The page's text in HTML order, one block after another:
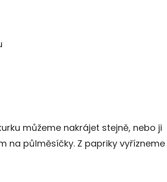
můžeme nakrájet stejně, nebo ji
na půlměsíčky. Z papriky vyřízneme